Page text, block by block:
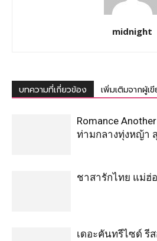
midnight
บทความที่เกี่ยวข้อง เพิ่มเติมจากผู้เ
Romance
ท่ามกลางทุ่งหญ้า
ชาสารักไทย แม่ฮ่
เดอะคันทรีไซด์ รี